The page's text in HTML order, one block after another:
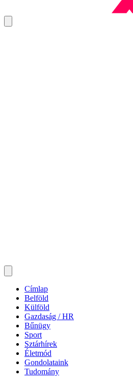
Címlap
Belföld
Külföld
Gazdaság / HR
Bűnügy
Sport
Sztárhírek
Életmód
Gondolataink
Tudomány